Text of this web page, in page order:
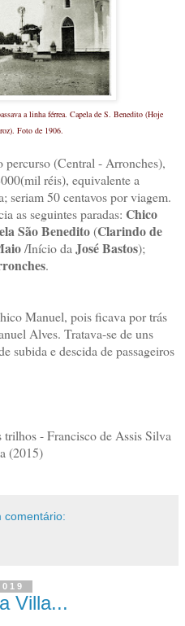
a linha férrea. Capela de S. Benedito (Hoje
Foto de 1906.
percurso (Central - Arronches),
réis), equivalente a
seriam 50 centavos por viagem.
as seguintes paradas: Chico
São Benedito(Clarindo de
/Início da José Bastos);
.
Manuel, pois ficava por trás
Alves. Tratava-se de uns
subida e descida de passageiros
- Francisco de Assis Silva
(2015)
comentário:
Villa...